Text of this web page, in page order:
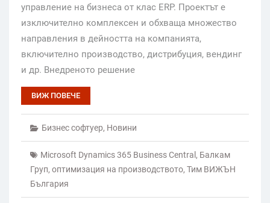
управление на бизнеса от клас ERP. Проектът е
изключително комплексен и обхваща множество
направления в дейността на компанията,
включително производство, дистрибуция, вендинг
и др. Внедреното решение
ВИЖ ПОВЕЧЕ
Бизнес софтуер, Новини
Microsoft Dynamics 365 Business Central , Балкам
Груп, оптимизация на производството, Тим ВИЖЪН
България